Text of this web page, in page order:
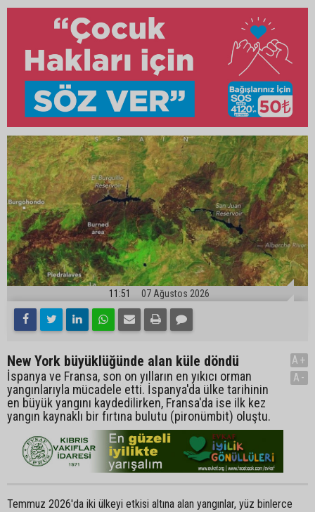
11:51 07 Ağustos 2026
New York büyüklüğünde alan küle döndü
İspanya ve Fransa, son on yılların en yıkıcı orman
yangınlarıyla mücadele etti. İspanya'da ülke tarihinin
en büyük yangını kaydedilirken, Fransa'da ise ilk kez
yangın kaynaklı bir fırtına bulutu (pironümbit) oluştu.
A+
A-
Temmuz 2026'da iki ülkeyi etkisi altına alan yangınlar, yüz binlerce